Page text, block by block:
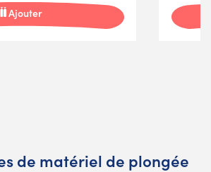
Ajouter
de matériel de plongée